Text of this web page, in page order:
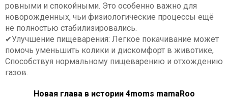
ровными и спокойными. Это особенно важно для
новорожденных, чьи физиологические процессы ещё
не полностью стабилизировались.
✔Улучшение пищеварения: Легкое покачивание может
помочь уменьшить колики и дискомфорт в животике,
Способствуя нормальному пищеварению и отхождению
газов.
Новая глава в истории 4moms mamaRoo